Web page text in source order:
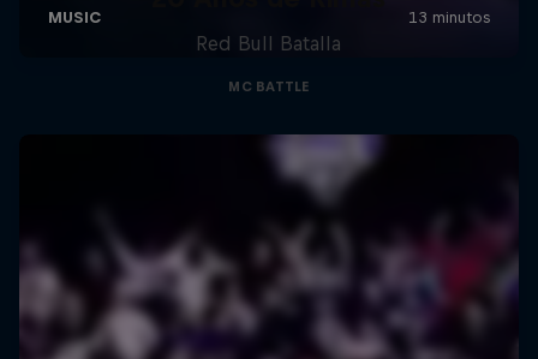
Red Bull Batalla
MC BATTLE